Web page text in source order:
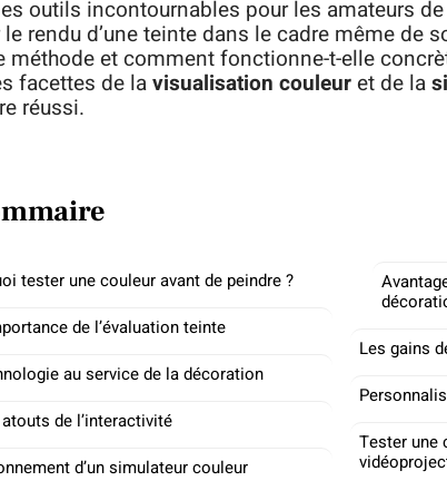
outils incontournables pour les amateurs
rendu d’une teinte dans le cadre même de
méthode et comment fonctionne-t-elle
facettes de lavisualisation couleuret de la
réussi.
tester une couleur avant de peindre ?
de l’évaluation teinte
au service de la décoration
de l’interactivité
d’un simulateur couleur
Les gains
Tester une